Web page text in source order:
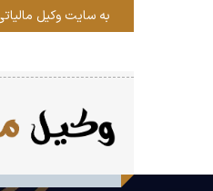
به سایت وکیل